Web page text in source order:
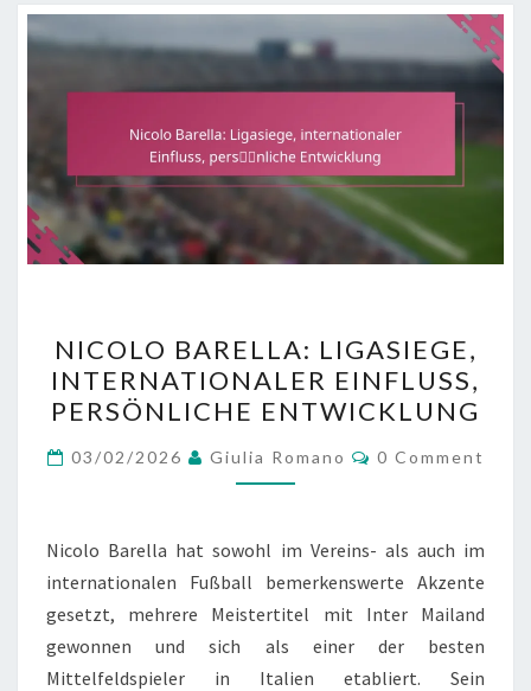
BARELLA:
LIGASIEGE,
INTERNATIONALER
EINFLUSS,
PERSÖNLICHE
NICOLO BARELLA: LIGASIEGE,
INTERNATIONALER EINFLUSS,
PERSÖNLICHE ENTWICKLUNG
03/02/2026 Giulia Romano Comments
0 Comment
Nicolo Barella hat sowohl im Vereins- als auch im
internationalen Fußball bemerkenswerte Akzente
gesetzt, mehrere Meistertitel mit Inter Mailand
gewonnen und sich als einer der besten
Mittelfeldspieler in Italien etabliert. Sein